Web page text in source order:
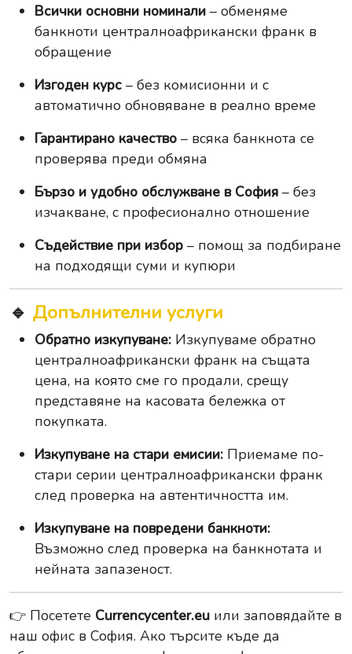
Всички основни номинали – обменяме
банкноти централноафрикански франк в
обращение
Изгоден курс – без комисионни и с
автоматично обновяване в реално време
Гарантирано качество – всяка банкнота се
проверява преди обмяна
Бързо и удобно обслужване в София – без
изчакване, с професионално отношение
Съдействие при избор – помощ за подбиране
на подходящи суми и купюри
🔹 Допълнителни услуги
Обратно изкупуване: Изкупуваме обратно
централноафрикански франк на същата
цена, на която сме го продали, срещу
представяне на касовата бележка от
покупката.
Изкупуване на стари емисии: Приемаме по-
стари серии централноафрикански франк
след проверка на автентичността им.
Изкупуване на повредени банкноти:
Възможно след проверка на банкнотата и
нейната запазеност.
👉 Посетете Currencycenter.eu или заповядайте в
наш офис в София. Ако търсите къде да